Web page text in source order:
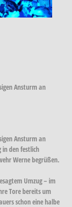
Ansturm an
Ansturm an
den festlich
Werne begrüßen.
Umzug – im
Tore bereits um
schon eine halbe